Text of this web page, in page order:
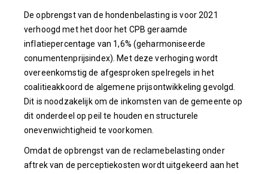
De opbrengst van de hondenbelasting is voor 2021
verhoogd met het door het CPB geraamde
inflatiepercentage van 1,6% (geharmoniseerde
conumentenprijsindex). Met deze verhoging wordt
overeenkomstig de afgesproken spelregels in het
coalitieakkoord de algemene prijsontwikkeling gevolgd.
Dit is noodzakelijk om de inkomsten van de gemeente op
dit onderdeel op peil te houden en structurele
onevenwichtigheid te voorkomen.
Omdat de opbrengst van de reclamebelasting onder
aftrek van de perceptiekosten wordt uitgekeerd aan het